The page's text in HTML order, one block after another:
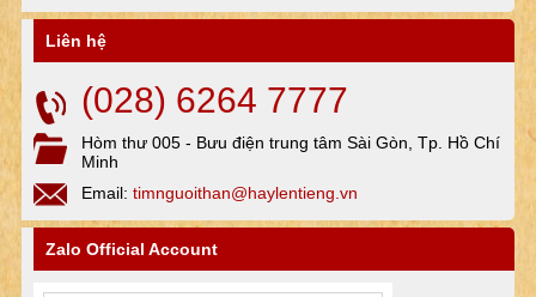
Liên hệ
(028) 6264 7777
Hòm thư 005 - Bưu điện trung tâm Sài Gòn, Tp. Hồ Chí
Minh
Email: timnguoithan@haylentieng.vn
Zalo Official Account